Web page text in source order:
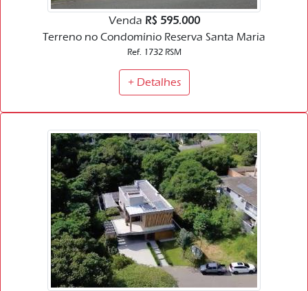
Venda R$ 595.000
Terreno no Condomínio Reserva Santa Maria
Ref. 1732 RSM
+ Detalhes